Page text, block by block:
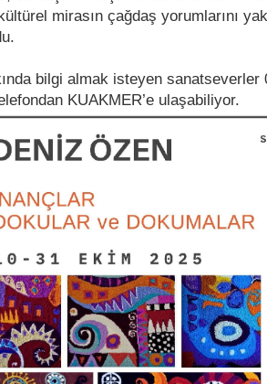
mirasın çağdaş yorumlarını
bilgi almak isteyen sanatseverler
KUAKMER’e ulaşabiliyor.